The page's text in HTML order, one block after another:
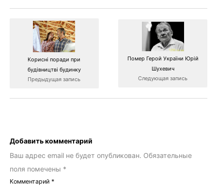
Корисні поради при
будівництві будинку
Предыдущая запись
Помер Герой України Юрій
Шухевич
Следующая запись
Добавить комментарий
Ваш адрес email не будет опубликован. Обязательные
поля помечены *
Комментарий *